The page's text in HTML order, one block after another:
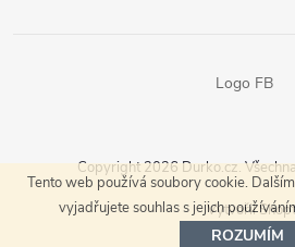
Tento web používá soubory cookie.
vyjadřujete souhlas s jejich
ROZUMÍM
Logo FB
Vytvořil
Copyright 2026 Durko.cz.